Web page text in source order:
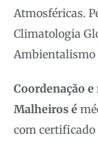
Atmosféricas.
Climatologia
Ambientalismo
Coordenação
Malheiros é
com